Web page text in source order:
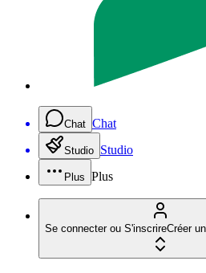
Chat Chat
Studio Studio
Plus Plus
Se connecter ou S'inscrireCréer